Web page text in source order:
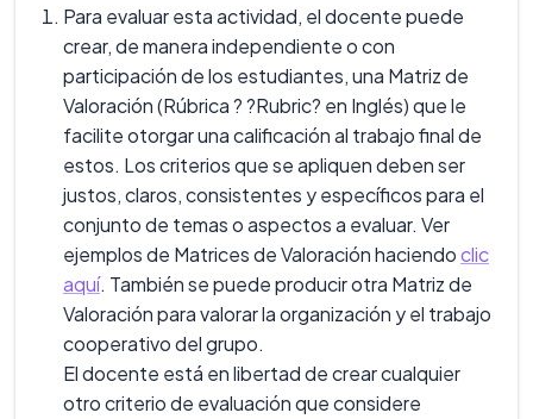
Para evaluar esta actividad, el docente puede
crear, de manera independiente o con
participación de los estudiantes, una Matriz de
Valoración (Rúbrica ? ?Rubric? en Inglés) que le
facilite otorgar una calificación al trabajo final de
estos. Los criterios que se apliquen deben ser
justos, claros, consistentes y específicos para el
conjunto de temas o aspectos a evaluar. Ver
ejemplos de Matrices de Valoración haciendoclic
aquí. También se puede producir otra Matriz de
Valoración para valorar la organización y el trabajo
cooperativo del grupo.
El docente está en libertad de crear cualquier
otro criterio de evaluación que considere